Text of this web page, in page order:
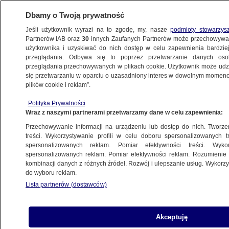
ŚWIAT
kartelu narkotykowego, chwile grozy
na pokładzie. Nagranie
7.01.2023, 17:28
Udostępnij
ostrzelany z broni ręcznej podczas kołowania na
międzynarodowym lotnisku Culiacan. Incydent
Dbamy o Twoją prywatność
Jeśli użytkownik wyrazi na to zgodę, my, naszepodmioty
Partnerów IAB oraz30 innych Zaufanych Partnerów może
użytkownika i uzyskiwać do nich dostęp w celu zapewnienia
przeglądania. Odbywa się to poprzez przetwarzanie danych
przeglądania przechowywanych w plikach cookie. Użytkownik może
się przetwarzaniu w oparciu o uzasadniony interes w dowolnym
plików cookie i reklam”.
Polityka Prywatności
Wraz z naszymi partnerami przetwarzamy dane w celu zapewnienia:
Przechowywanie informacji na urządzeniu lub dostęp do nich.
treści. Wykorzystywanie profili w celu doboru spersonalizowanych
spersonalizowanych reklam. Pomiar efektywności treści.
spersonalizowanych reklam. Pomiar efektywności reklam.
kombinacji danych z różnych źródeł. Rozwój i ulepszanie usług.
do wyboru reklam.
Lista partnerów (dostawców)
Akceptuję